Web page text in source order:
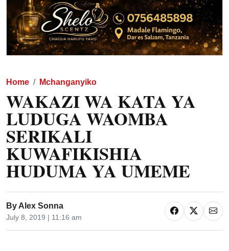
Home Mchanganyiko
WAKAZI WA KATA YA
LUDUGA WAOMBA
SERIKALI
KUWAFIKISHIA
HUDUMA YA UMEME
By Alex Sonna
July 8, 2019 | 11:16 am